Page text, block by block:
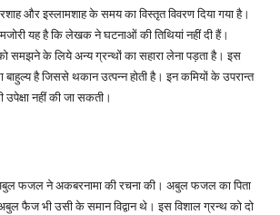
और इस्लामशाह के समय का विस्तृत विवरण दिया गया है।
यह है कि लेखक ने घटनाओं की तिथियां नहीं दी हैं।
समझने के लिये अन्य ग्रन्थों का सहारा लेना पड़ता है। इस
है जिससे थकान उत्पन्न होती है। इन कमियों के उपरान्त
नहीं की जा सकती।
फजल ने अकबरनामा की रचना की। अबुल फजल का पिता
फैज भी उसी के समान विद्वान थे। इस विशाल ग्रन्थ को दो